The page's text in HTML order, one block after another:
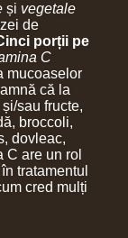
și vegetale
de
porții pe
C
mucoaselor
că la
sau fructe,
broccoli,
dovleac,
C are un rol
tratamentul
cred mulți